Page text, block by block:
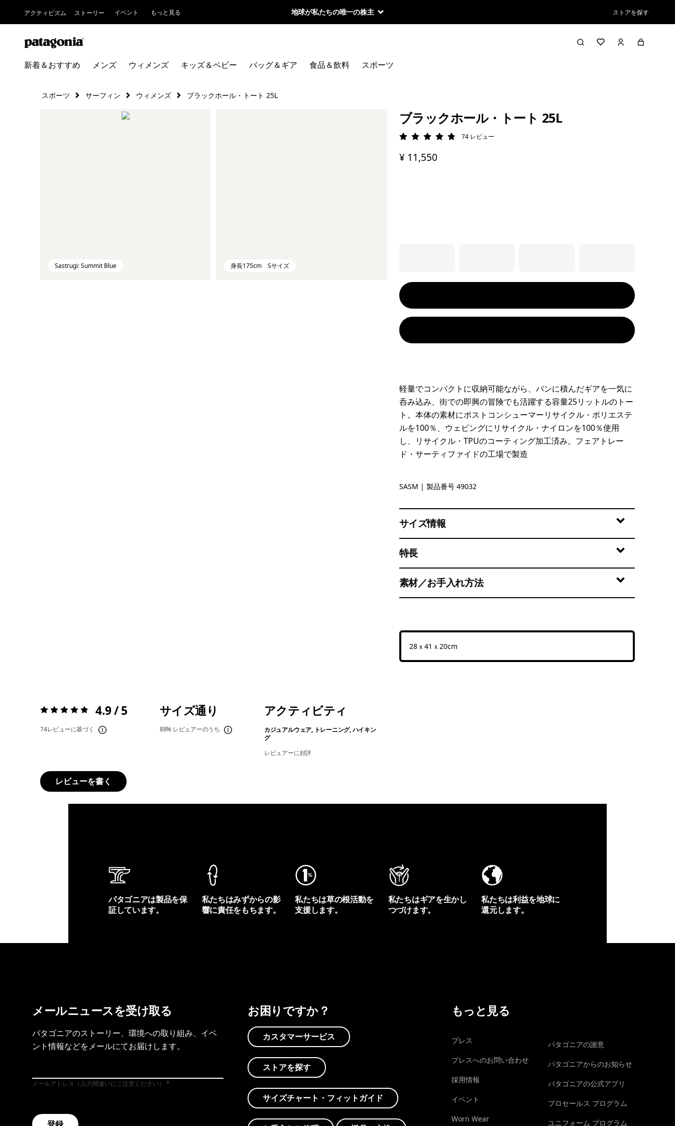
アクティビズム ストーリー イベント もっと見る 地球が私たちの唯一の株主 ストアを探す
新着＆おすすめ メンズ ウィメンズ キッズ＆ベビー バッグ＆ギア 食品＆飲料 スポーツ
スポーツ サーフィン ウィメンズ ブラックホール・トート 25L
Sastrugi: Summit Blue 身長175cm Sサイズ
ブラックホール・トート 25L
評価: 4.9 / 5
74 レビュー
¥ 11,550
軽量でコンパクトに収納可能ながら、バンに積んだギアを一気に
呑み込み、街での即興の冒険でも活躍する容量25リットルのトー
ト。本体の素材にポストコンシューマーリサイクル・ポリエステ
ルを100％、ウェビングにリサイクル・ナイロンを100％使用
し、リサイクル・TPUのコーティング加工済み。フェアトレー
ド・サーティファイドの工場で製造
Sastrugi: Summit Blue
SASM | 製品番号 49032
サイズ情報
特長
素材／お手入れ方法
28ｘ41ｘ20cm
評価:4.9 / 5 4.9 / 5
74レビューに基づく
サイズ通り
88% レビュアーのうち
アクティビティ
カジュアルウェア, トレーニング, ハイキン
グ
レビュアーに好評
レビューを書く
パタゴニアは製品を保
証しています。
私たちはみずからの影
響に責任をもちます。
私たちは草の根活動を
支援します。
私たちはギアを生かし
つづけます。
私たちは利益を地球に
還元します。
メールニュースを受け取る
パタゴニアのストーリー、環境への取り組み、イベ
ント情報などをメールにてお届けします。
メールアドレス（入力間違いにご注意ください）
お困りですか？
カスタマーサービス
ストアを探す
サイズチャート・フィットガイド
もっと見る
プレス
プレスへのお問い合わせ
採用情報
イベント
Worn Wear
パタゴニアの謝意
パタゴニアからのお知らせ
パタゴニアの公式アプリ
プロセールス プログラム
ユニフォーム プログラム